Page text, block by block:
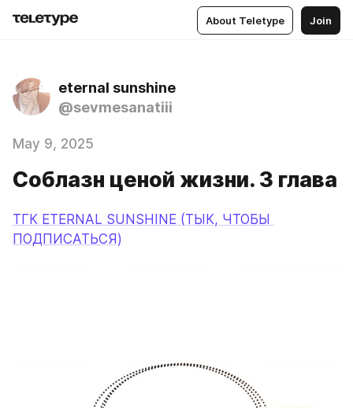
About Teletype Join
eternal sunshine
@sevmesanatiii
May 9, 2025
Соблазн ценой жизни. 3 глава
ТГК ETERNAL SUNSHINE (ТЫК, ЧТОБЫ
ПОДПИСАТЬСЯ)